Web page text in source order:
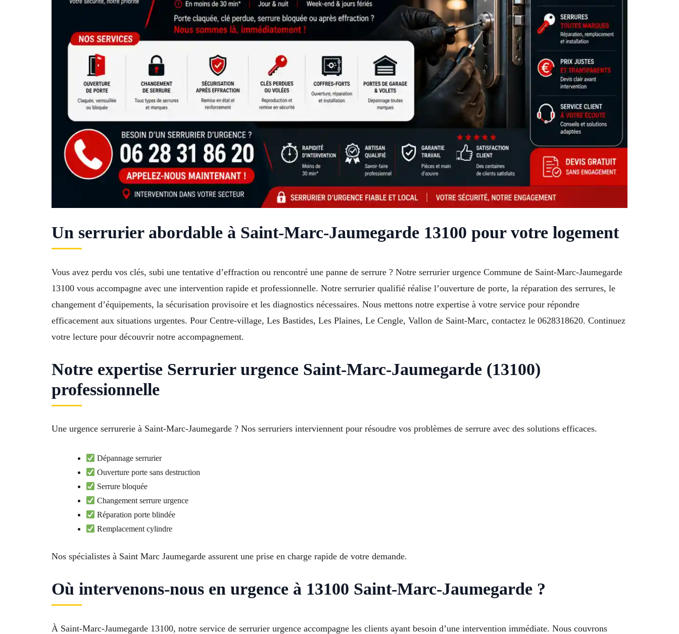
Un serrurier abordable à Saint-Marc-Jaumegarde 13100 pour votre logement
Vous avez perdu vos clés, subi une tentative d’effraction ou rencontré une panne de serrure ? Notre serrurier urgence Commune de Saint-Marc-Jaumegarde
13100 vous accompagne avec une intervention rapide et professionnelle. Notre serrurier qualifié réalise l’ouverture de porte, la réparation des serrures, le
changement d’équipements, la sécurisation provisoire et les diagnostics nécessaires. Nous mettons notre expertise à votre service pour répondre
efficacement aux situations urgentes. Pour Centre-village, Les Bastides, Les Plaines, Le Cengle, Vallon de Saint-Marc, contactez le 0628318620. Continuez
votre lecture pour découvrir notre accompagnement.
Notre expertise Serrurier urgence Saint-Marc-Jaumegarde (13100)
professionnelle
Une urgence serrurerie à Saint-Marc-Jaumegarde ? Nos serruriers interviennent pour résoudre vos problèmes de serrure avec des solutions efficaces.
Dépannage serrurier
Ouverture porte sans destruction
Serrure bloquée
Changement serrure urgence
Réparation porte blindée
Remplacement cylindre
Nos spécialistes à Saint Marc Jaumegarde assurent une prise en charge rapide de votre demande.
Où intervenons-nous en urgence à 13100 Saint-Marc-Jaumegarde ?
À Saint-Marc-Jaumegarde 13100, notre service de serrurier urgence accompagne les clients ayant besoin d’une intervention immédiate. Nous couvrons